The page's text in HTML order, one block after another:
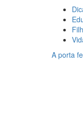
A porta